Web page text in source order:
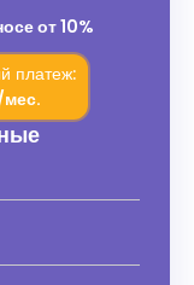
от 10%
платеж: